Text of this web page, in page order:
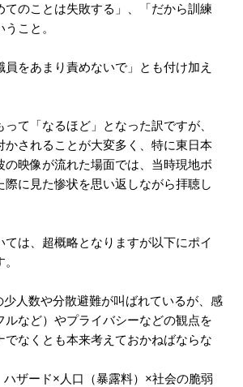
てのことは失敗する」、「だから訓練
こと。
をあまり責めないで」とも付け加え
て「なるほど」となった訳ですが、
かされることが大変多く、特に東日本
の映像が流れた場面では、当時現地ボ
際に見た惨状を思い返しながら拝聴し
ては、超概略となりますが以下にポイ
人数や分散避難が叫ばれているが、感
ルなど）やプライバシーなどの観点を
でなくとも本来考えておかねばならな
ザード×人口（暴露料）×社会の脆弱